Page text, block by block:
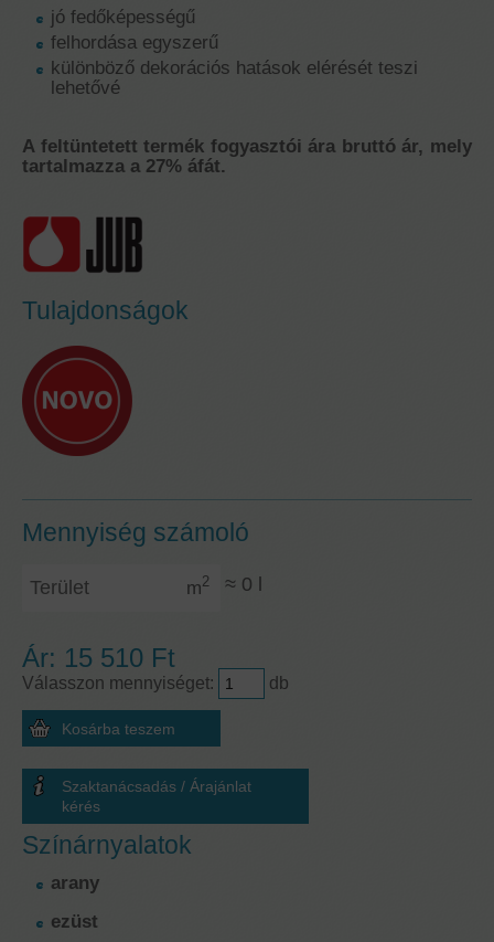
jó fedőképességű
felhordása egyszerű
különböző dekorációs hatások elérését teszi
lehetővé
A feltüntetett termék fogyasztói ára bruttó ár, mely
tartalmazza a 27% áfát.
Tulajdonságok
Mennyiség számoló
m2 ≈ 0 l
Ár: 15 510 Ft
Válasszon mennyiséget: db
Szaktanácsadás / Árajánlat
kérés
Színárnyalatok
arany
ezüst